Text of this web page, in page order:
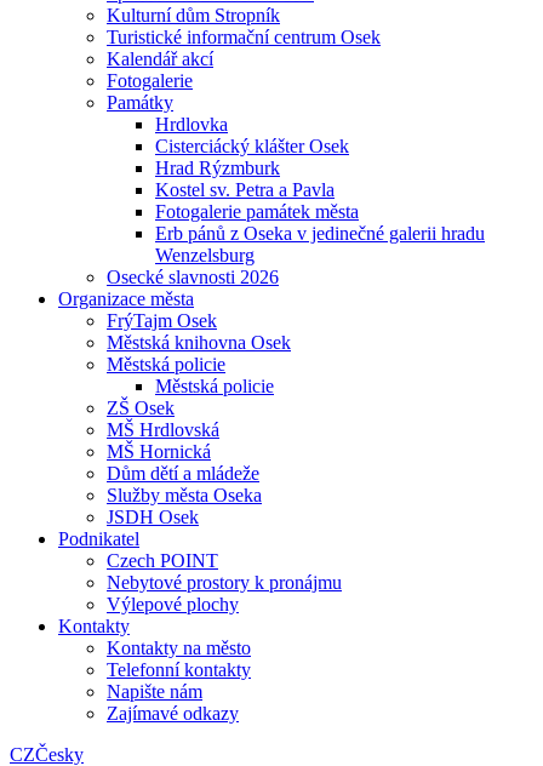
Kulturní dům Stropník
Turistické informační centrum Osek
Kalendář akcí
Fotogalerie
Památky
Hrdlovka
Cisterciácký klášter Osek
Hrad Rýzmburk
Kostel sv. Petra a Pavla
Fotogalerie památek města
Erb pánů z Oseka v jedinečné galerii hradu
Wenzelsburg
Osecké slavnosti 2026
Organizace města
FrýTajm Osek
Městská knihovna Osek
Městská policie
Městská policie
ZŠ Osek
MŠ Hrdlovská
MŠ Hornická
Dům dětí a mládeže
Služby města Oseka
JSDH Osek
Podnikatel
Czech POINT
Nebytové prostory k pronájmu
Výlepové plochy
Kontakty
Kontakty na město
Telefonní kontakty
Napište nám
Zajímavé odkazy
CZČesky